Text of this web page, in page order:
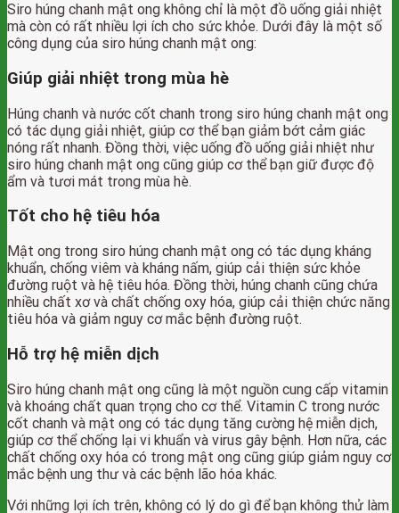
Siro húng chanh mật ong không chỉ là một đồ uống giải nhiệt
mà còn có rất nhiều lợi ích cho sức khỏe. Dưới đây là một số
công dụng của siro húng chanh mật ong:
Giúp giải nhiệt trong mùa hè
Húng chanh và nước cốt chanh trong siro húng chanh mật ong
có tác dụng giải nhiệt, giúp cơ thể bạn giảm bớt cảm giác
nóng rất nhanh. Đồng thời, việc uống đồ uống giải nhiệt như
siro húng chanh mật ong cũng giúp cơ thể bạn giữ được độ
ẩm và tươi mát trong mùa hè.
Tốt cho hệ tiêu hóa
Mật ong trong siro húng chanh mật ong có tác dụng kháng
khuẩn, chống viêm và kháng nấm, giúp cải thiện sức khỏe
đường ruột và hệ tiêu hóa. Đồng thời, húng chanh cũng chứa
nhiều chất xơ và chất chống oxy hóa, giúp cải thiện chức năng
tiêu hóa và giảm nguy cơ mắc bệnh đường ruột.
Hỗ trợ hệ miễn dịch
Siro húng chanh mật ong cũng là một nguồn cung cấp vitamin
và khoáng chất quan trọng cho cơ thể. Vitamin C trong nước
cốt chanh và mật ong có tác dụng tăng cường hệ miễn dịch,
giúp cơ thể chống lại vi khuẩn và virus gây bệnh. Hơn nữa, các
chất chống oxy hóa có trong mật ong cũng giúp giảm nguy cơ
mắc bệnh ung thư và các bệnh lão hóa khác.
Với những lợi ích trên, không có lý do gì để bạn không thử làm